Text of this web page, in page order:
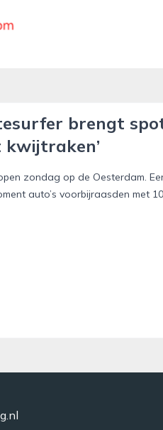
brengt
kwijtraken’
zondag op de Oesterdam.
auto’s voorbijraasden met